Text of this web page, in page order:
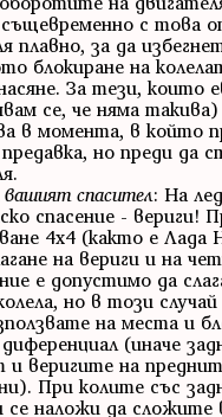
с това
плавно, за да
блокиране на
За тези, които
се, че няма
в момента, в който
но преди да
вашият спасител: На
спасение - вериги!
4x4 (както е Лада
на вериги и на
е допустимо да
но в този
на места и
(иначе
и веригите на
При колите със
наложи да сложите